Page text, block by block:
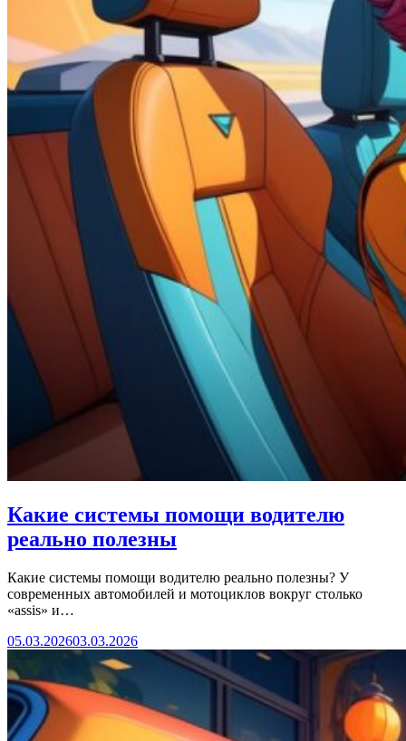
Какие системы помощи водителю
реально полезны
Какие системы помощи водителю реально полезны? У
современных автомобилей и мотоциклов вокруг столько
«assis» и…
05.03.202603.03.2026